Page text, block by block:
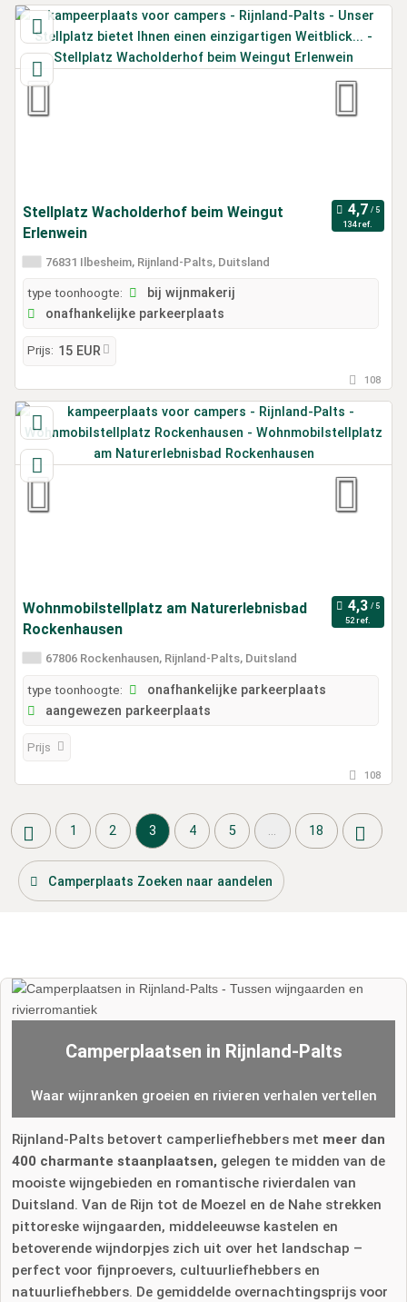
Stellplatz Wacholderhof beim Weingut
Erlenwein
134 ref.
76831 Ilbesheim, Rijnland-Palts, Duitsland
type toonhoogte:
bij wijnmakerij
onafhankelijke parkeerplaats
Prijs: 15 EUR
108
Wohnmobilstellplatz am Naturerlebnisbad
Rockenhausen
52 ref.
67806 Rockenhausen, Rijnland-Palts, Duitsland
type toonhoogte:
onafhankelijke parkeerplaats
aangewezen parkeerplaats
Prijs
108
1 2 3 4 5 ... 18
Camperplaats Zoeken naar aandelen
Camperplaatsen in Rijnland-Palts
Waar wijnranken groeien en rivieren verhalen vertellen
Rijnland-Palts betovert camperliefhebbers met meer dan
400 charmante staanplaatsen, gelegen te midden van de
mooiste wijngebieden en romantische rivierdalen van
Duitsland. Van de Rijn tot de Moezel en de Nahe strekken
pittoreske wijngaarden, middeleeuwse kastelen en
betoverende wijndorpjes zich uit over het landschap –
perfect voor fijnproevers, cultuurliefhebbers en
natuurliefhebbers. De gemiddelde overnachtingsprijs voor